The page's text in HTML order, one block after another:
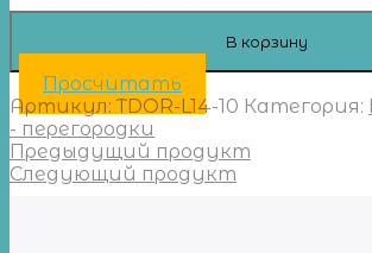
В корзину
Просчитать
Артикул: TDOR-L14-10 Категория:
- перегородки
Предыдущий продукт
Следующий продукт